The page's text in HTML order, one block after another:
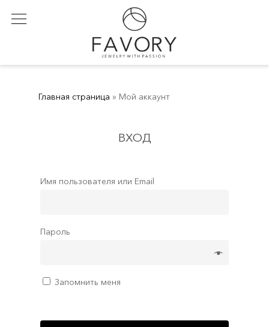
Главная страница » Мой аккаунт
ВХОД
Имя пользователя или Email
Пароль
Запомнить меня